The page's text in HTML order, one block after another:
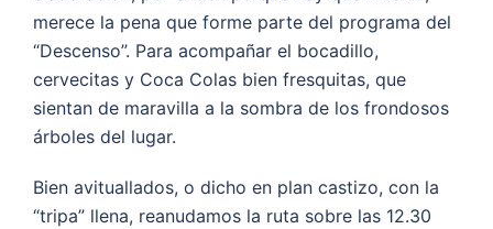
merece la pena que forme parte del programa del
“Descenso”. Para acompañar el bocadillo,
cervecitas y Coca Colas bien fresquitas, que
sientan de maravilla a la sombra de los frondosos
árboles del lugar.
Bien avituallados, o dicho en plan castizo, con la
“tripa” llena, reanudamos la ruta sobre las 12.30